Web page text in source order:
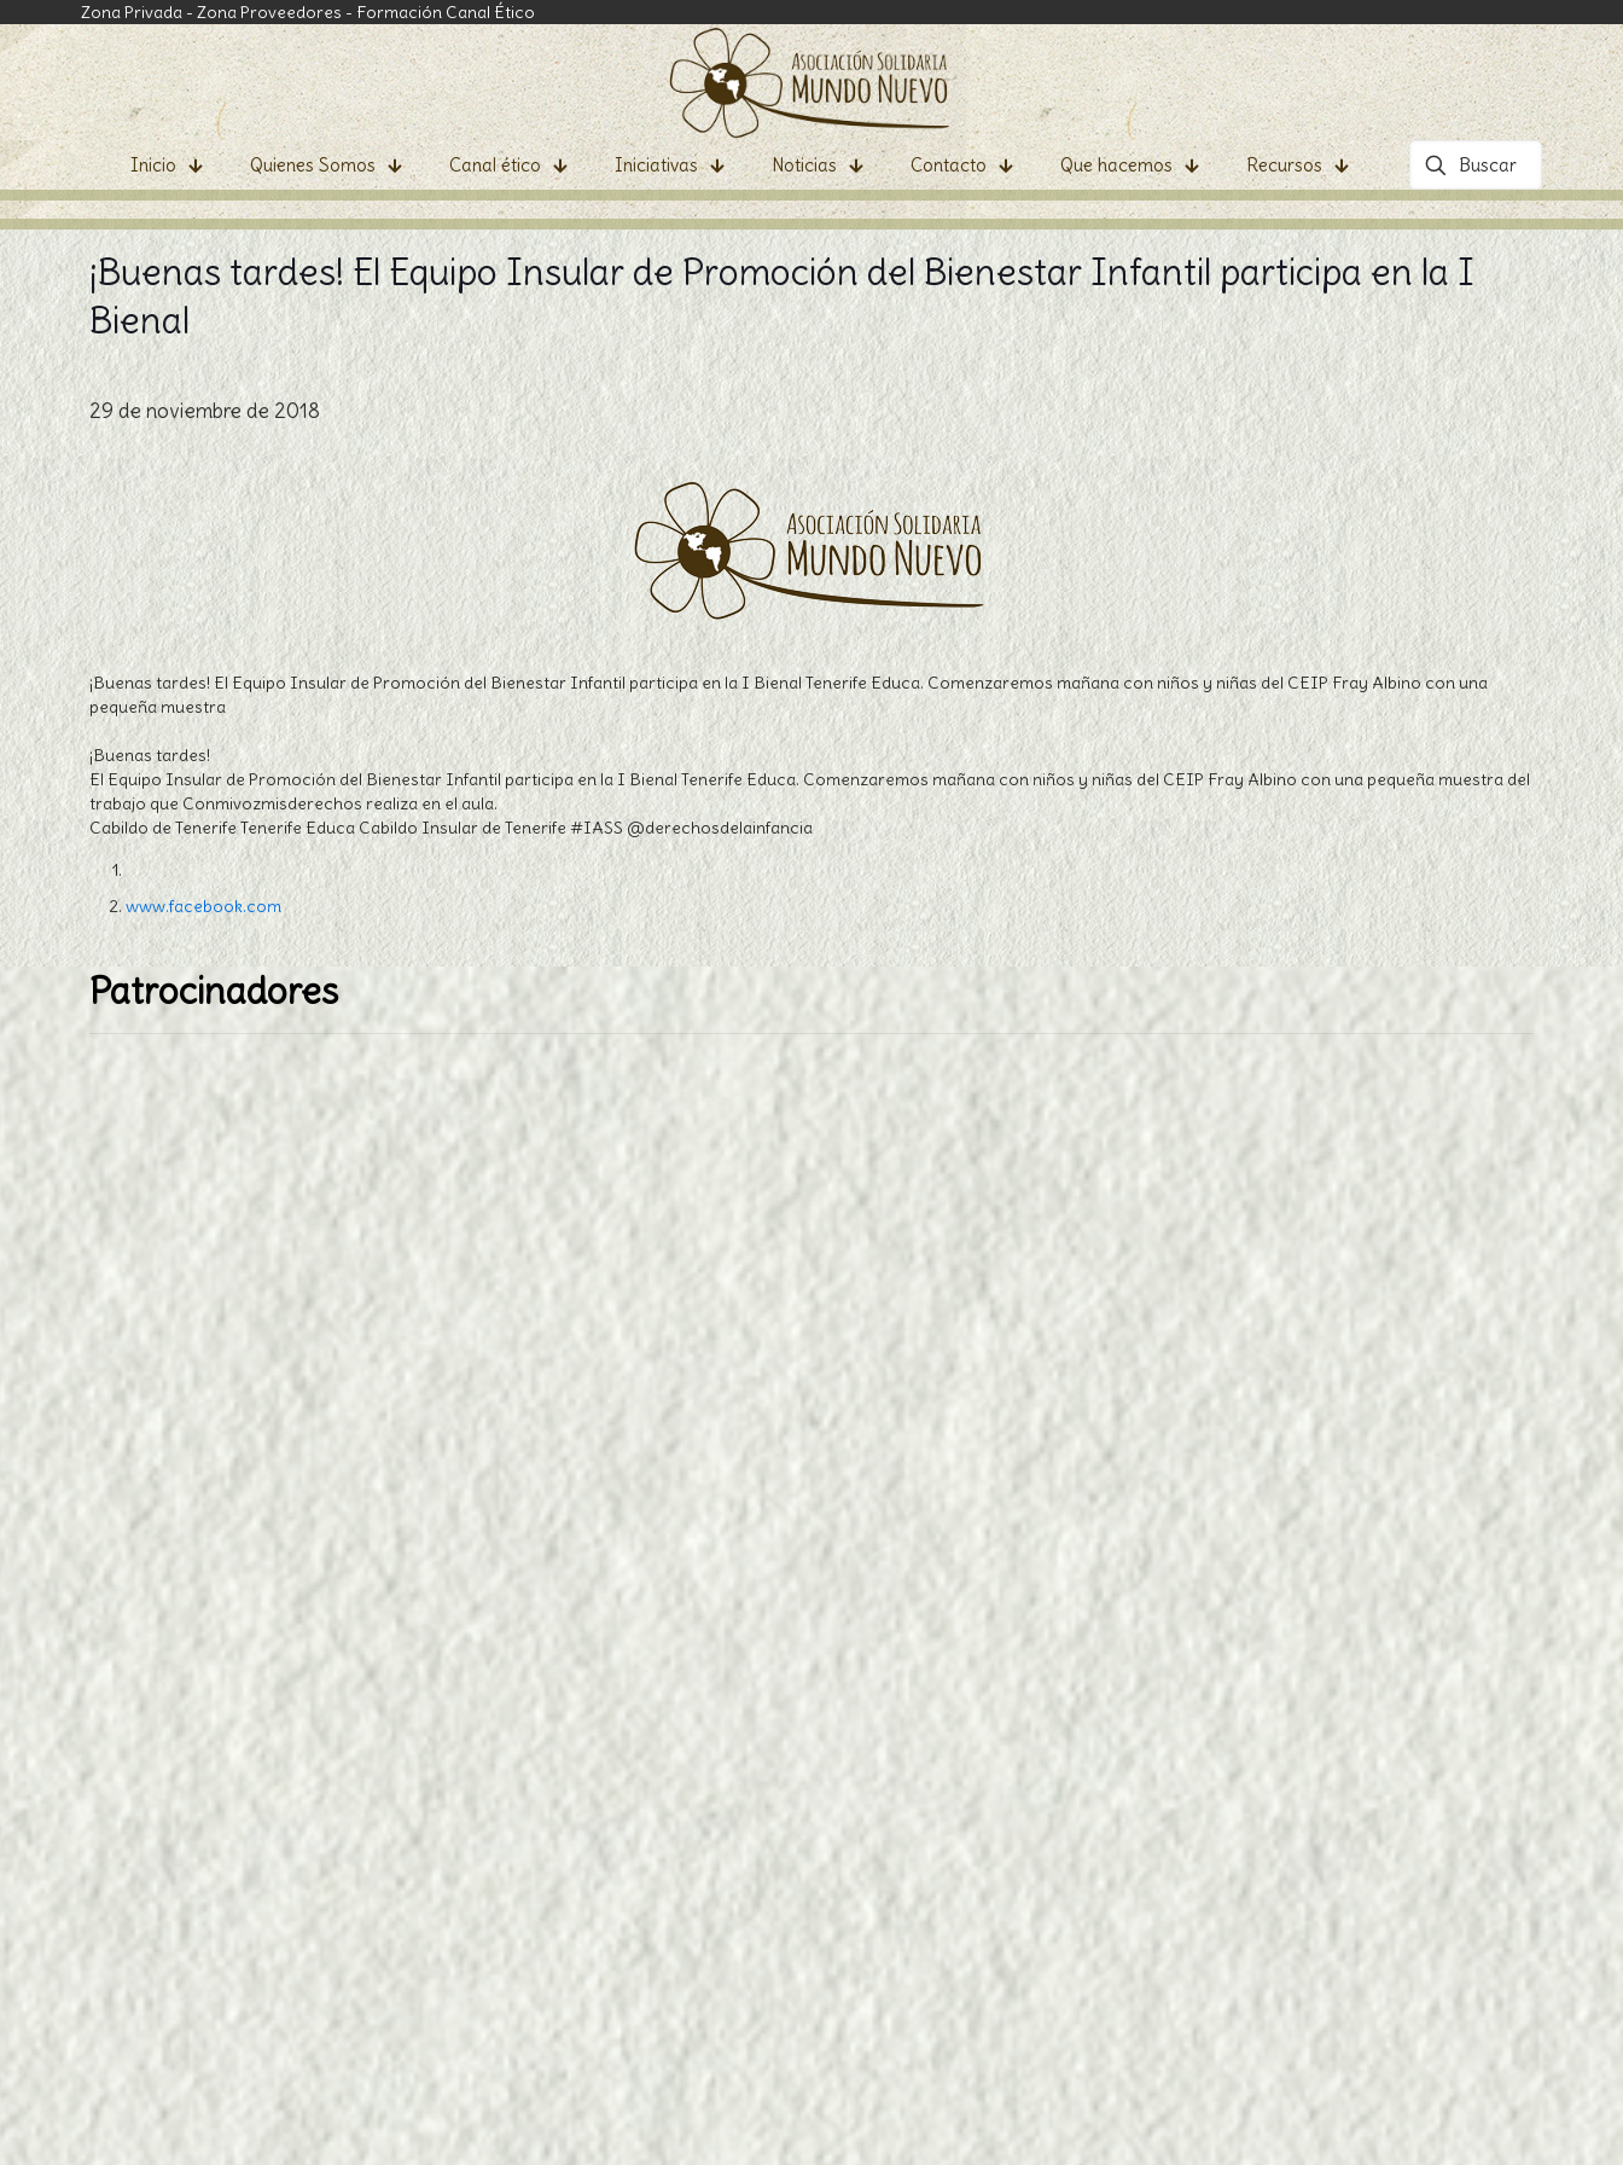
Zona Privada - Zona Proveedores - Formación Canal Ético
Inicio Quienes Somos Canal ético Iniciativas Noticias Contacto Que hacemos Recursos
¡Buenas tardes! El Equipo Insular de Promoción del Bienestar Infantil participa en la I
Bienal
29 de noviembre de 2018
¡Buenas tardes! El Equipo Insular de Promoción del Bienestar Infantil participa en la I Bienal Tenerife Educa. Comenzaremos mañana con niños y niñas del CEIP Fray Albino con una
pequeña muestra
¡Buenas tardes!
El Equipo Insular de Promoción del Bienestar Infantil participa en la I Bienal Tenerife Educa. Comenzaremos mañana con niños y niñas del CEIP Fray Albino con una pequeña muestra del
trabajo que Conmivozmisderechos realiza en el aula.
Cabildo de Tenerife Tenerife Educa Cabildo Insular de Tenerife #IASS @derechosdelainfancia
www.facebook.com
Patrocinadores